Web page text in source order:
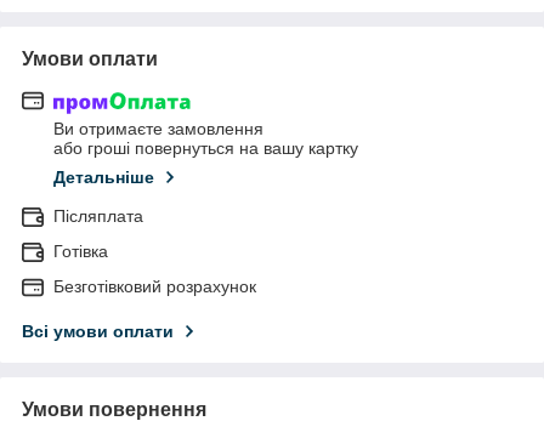
Умови оплати
Ви отримаєте замовлення
або гроші повернуться на вашу картку
Детальніше
Післяплата
Готівка
Безготівковий розрахунок
Всі умови оплати
Умови повернення